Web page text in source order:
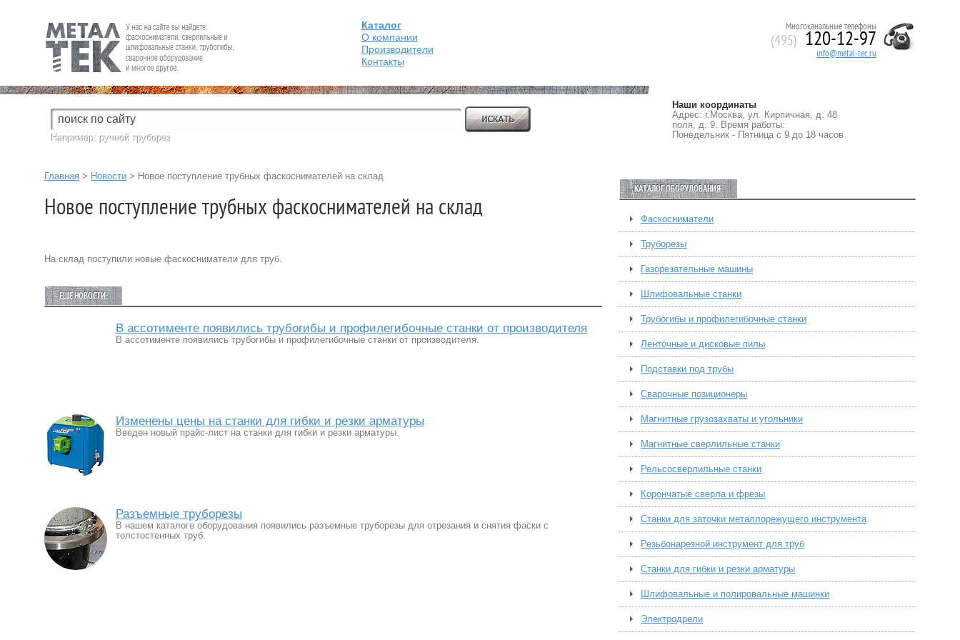
Fein — Профессиональный электроинструмент для обработки
металла.
Каталог
О компании
Производители
Контакты
Многоканальные телефоны
(495) 120-12-97
info@metal-tec.ru
Например:ручной труборез
Наши координаты
Адрес: г.Москва, ул. Кирпичная, д. 48
поля, д. 9. Время работы:
Понедельник - Пятница с 9 до 18 часов
Главная > Новости > Новое поступление трубных фаскоснимателей на склад
Новое поступление трубных фаскоснимателей на склад
На склад поступили новые фаскосниматели для труб.
ЕЩЕ НОВОСТИ:
В ассотименте появились трубогибы и профилегибочные станки от производителя
В ассотименте появились трубогибы и профилегибочные станки от производителя.
Изменены цены на станки для гибки и резки арматуры
Введен новый прайс-лист на станки для гибки и резки арматуры.
Разъемные труборезы
В нашем каталоге оборудования появились разъемные труборезы для отрезания и снятия фаски с
толстостенных труб.
КАТАЛОГ ОБОРУДОВАНИЯ:
Фаскосниматели
Труборезы
Газорезательные машины
Шлифовальные станки
Трубогибы и профилегибочные станки
Ленточные и дисковые пилы
Подставки под трубы
Сварочные позиционеры
Магнитные грузозахваты и угольники
Магнитные сверлильные станки
Рельсосверлильные станки
Корончатые сверла и фрезы
Станки для заточки металлорежущего инструмента
Резьбонарезной инструмент для труб
Станки для гибки и резки арматуры
Шлифовальные и полировальные машинки
Электродрели